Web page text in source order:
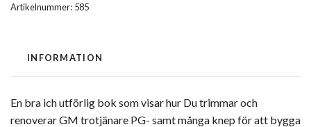
Artikelnummer: 585
INFORMATION
En bra ich utförlig bok som visar hur Du trimmar och
renoverar GM trotjänare PG- samt många knep för att bygga